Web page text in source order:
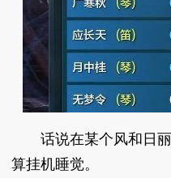
话说在某个风和日
算挂机睡觉。